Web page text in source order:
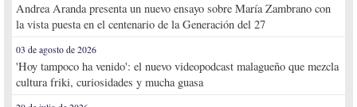
Andrea Aranda presenta un nuevo ensayo sobre María Zambrano con
la vista puesta en el centenario de la Generación del 27
03 de agosto de 2026
'Hoy tampoco ha venido': el nuevo videopodcast malagueño que mezcla
cultura friki, curiosidades y mucha guasa